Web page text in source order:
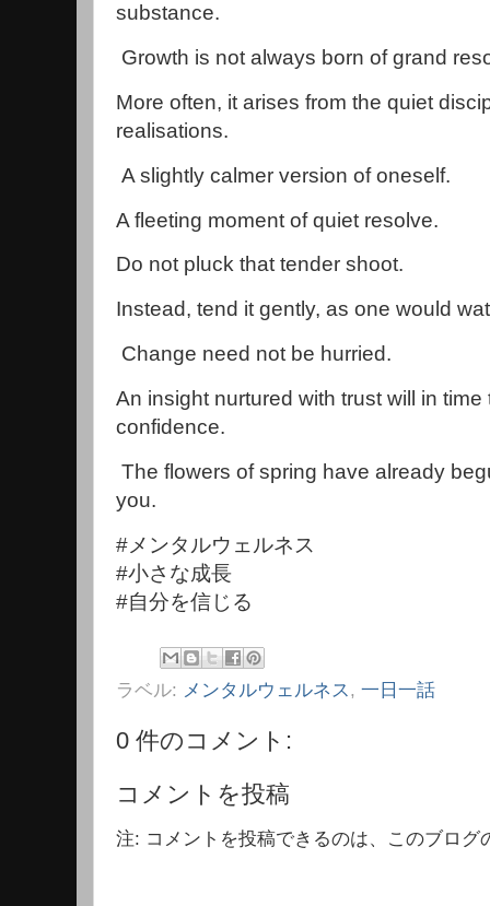
substance.
Growth is not always born of grand
More often, it arises from the quiet
realisations.
A slightly calmer version of oneself.
A fleeting moment of quiet resolve.
Do not pluck that tender shoot.
Instead, tend it gently, as one would
Change need not be hurried.
An insight nurtured with trust will in
confidence.
The flowers of spring have already
you.
#メンタルウェルネス
#小さな成長
#自分を信じる
ラベル: メンタルウェルネス , 一日一話
0 件のコメント:
コメントを投稿
注: コメントを投稿できるのは、このブログ